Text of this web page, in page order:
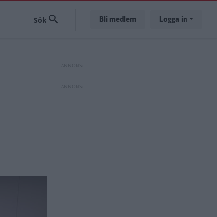
Bli medlem Logga in